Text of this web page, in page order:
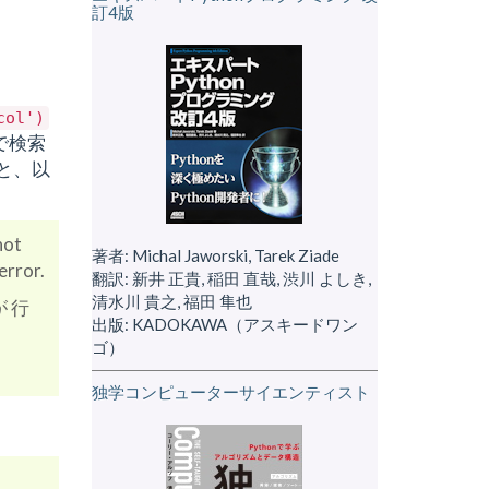
検索
、以
行
訂4版
著者: Michal Jaworski, Tarek Ziade
翻訳: 新井 正貴, 稲田 直哉, 渋川 よしき,
清水川 貴之, 福田 隼也
出版: KADOKAWA（アスキードワン
ゴ）
独学コンピューターサイエンティスト